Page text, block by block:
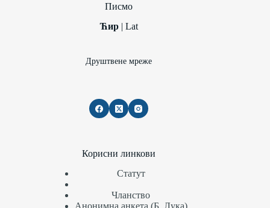
Писмо
Ћир| Lat
Друштвене мреже
Корисни линкови
Статут
Чланство